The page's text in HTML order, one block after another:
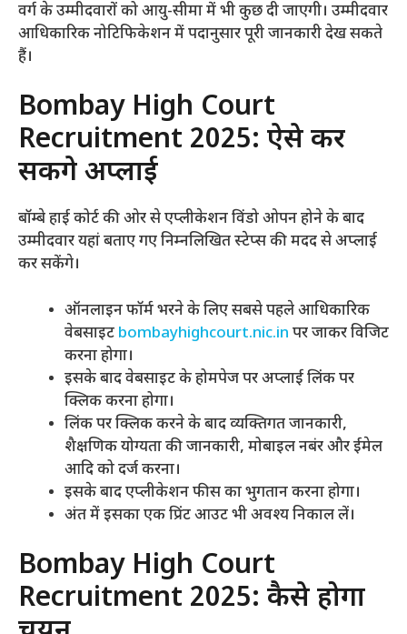
वर्ग के उम्मीदवारों को आयु-सीमा में भी कुछ दी जाएगी। उम्मीदवार
आधिकारिक नोटिफिकेशन में पदानुसार पूरी जानकारी देख सकते
हैं।
Bombay High Court
Recruitment 2025: ऐसे कर
सकेंगे अप्लाई
बॉम्बे हाई कोर्ट की ओर से एप्लीकेशन विंडो ओपन होने के बाद
उम्मीदवार यहां बताए गए निम्नलिखित स्टेप्स की मदद से अप्लाई
कर सकेंगे।
ऑनलाइन फॉर्म भरने के लिए सबसे पहले आधिकारिक
वेबसाइट bombayhighcourt.nic.in पर जाकर विजिट
करना होगा।
इसके बाद वेबसाइट के होमपेज पर अप्लाई लिंक पर
क्लिक करना होगा।
लिंक पर क्लिक करने के बाद व्यक्तिगत जानकारी,
शैक्षणिक योग्यता की जानकारी, मोबाइल नबंर और ईमेल
आदि को दर्ज करना।
इसके बाद एप्लीकेशन फीस का भुगतान करना होगा।
अंत में इसका एक प्रिंट आउट भी अवश्य निकाल लें।
Bombay High Court
Recruitment 2025: कैसे होगा